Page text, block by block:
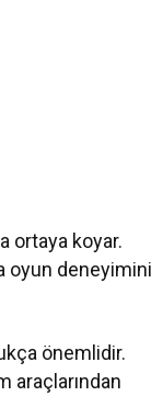
ortaya koyar.
oyun deneyimini
önemlidir.
araçlarından